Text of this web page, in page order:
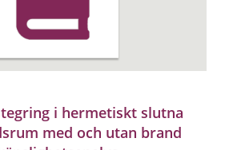
i hermetiskt slutna
med och utan brand